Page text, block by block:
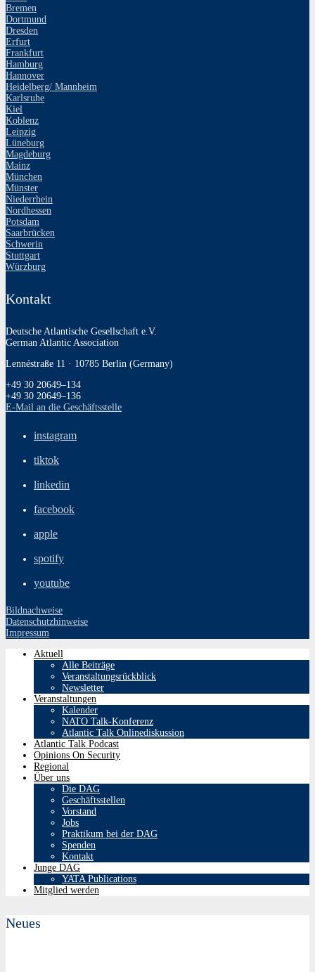
Bremen
Dortmund
Dresden
Erfurt
Frankfurt
Hamburg
Hannover
Heidelberg/ Mannheim
Karlsruhe
Kiel
Koblenz
Leipzig
Lüneburg
Magdeburg
Mainz
München
Münster
Niederrhein
Nordhessen
Potsdam
Saarbrücken
Schwerin
Stuttgart
Würzburg
Kontakt
Deutsche Atlantische Gesellschaft e.V.
German Atlantic Association
Lennéstraße 11 · 10785 Berlin (Germany)
+49 30 20649–134
+49 30 20649–136
E‑Mail an die Geschäftsstelle
instagram
tiktok
linkedin
facebook
apple
spotify
youtube
Bildnachweise
Datenschutzhinweise
Impressum
Aktuell
Alle Beiträge
Veranstaltungsrückblick
Newsletter
Veranstaltungen
Kalender
NATO Talk-Konferenz
Atlantic Talk Onlinediskussion
Atlantic Talk Podcast
Opinions On Security
Regional
Über uns
Die DAG
Geschäftsstellen
Vorstand
Jobs
Praktikum bei der DAG
Spenden
Kontakt
Junge DAG
YATA Publications
Mitglied werden
Neues